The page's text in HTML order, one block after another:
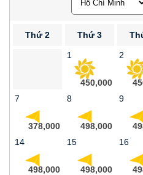
Thứ 2 Thứ 3
450,000
7
378,000
8
498,000
9
14
498,000
15
498,000
16